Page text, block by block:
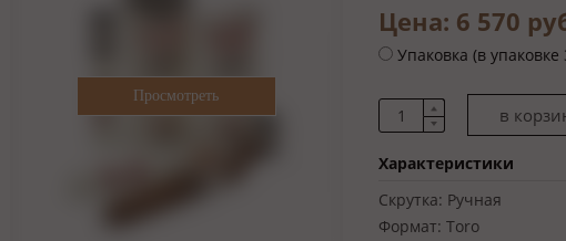
Цена: 6 570
Упаковка (в упаковке
Характеристики
Скрутка: Ручная
Формат: Toro